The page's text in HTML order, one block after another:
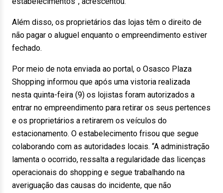
Além disso, os proprietários das lojas têm o direito de
não pagar o aluguel enquanto o empreendimento estiver
fechado.
Por meio de nota enviada ao portal, o Osasco Plaza
Shopping informou que após uma vistoria realizada
nesta quinta-feira (9) os lojistas foram autorizados a
entrar no empreendimento para retirar os seus pertences
e os proprietários a retirarem os veículos do
estacionamento. O estabelecimento frisou que segue
colaborando com as autoridades locais. “A administração
lamenta o ocorrido, ressalta a regularidade das licenças
operacionais do shopping e segue trabalhando na
averiguação das causas do incidente, que não